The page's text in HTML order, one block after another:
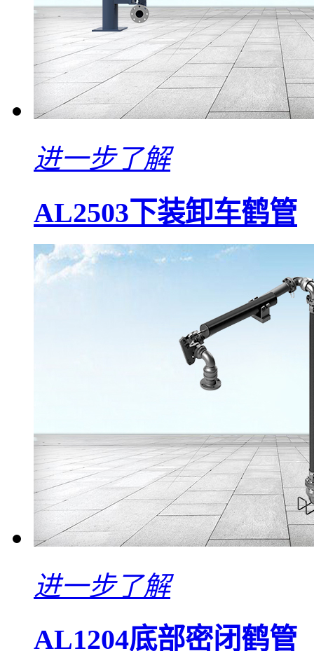
进一步了解
AL2503下装卸车鹤管
进一步了解
AL1204底部密闭鹤管